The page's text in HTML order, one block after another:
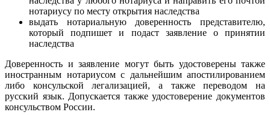
нотариусу по месту открытия наследства
выдать нотариальную доверенность представителю,
который подпишет и подаст заявление о принятии
наследства
Доверенность и заявление могут быть удостоверены также
иностранным нотариусом с дальнейшим апостилированием
либо консульской легализацией, а также переводом на
русский язык. Допускается также удостоверение документов
консульством России.